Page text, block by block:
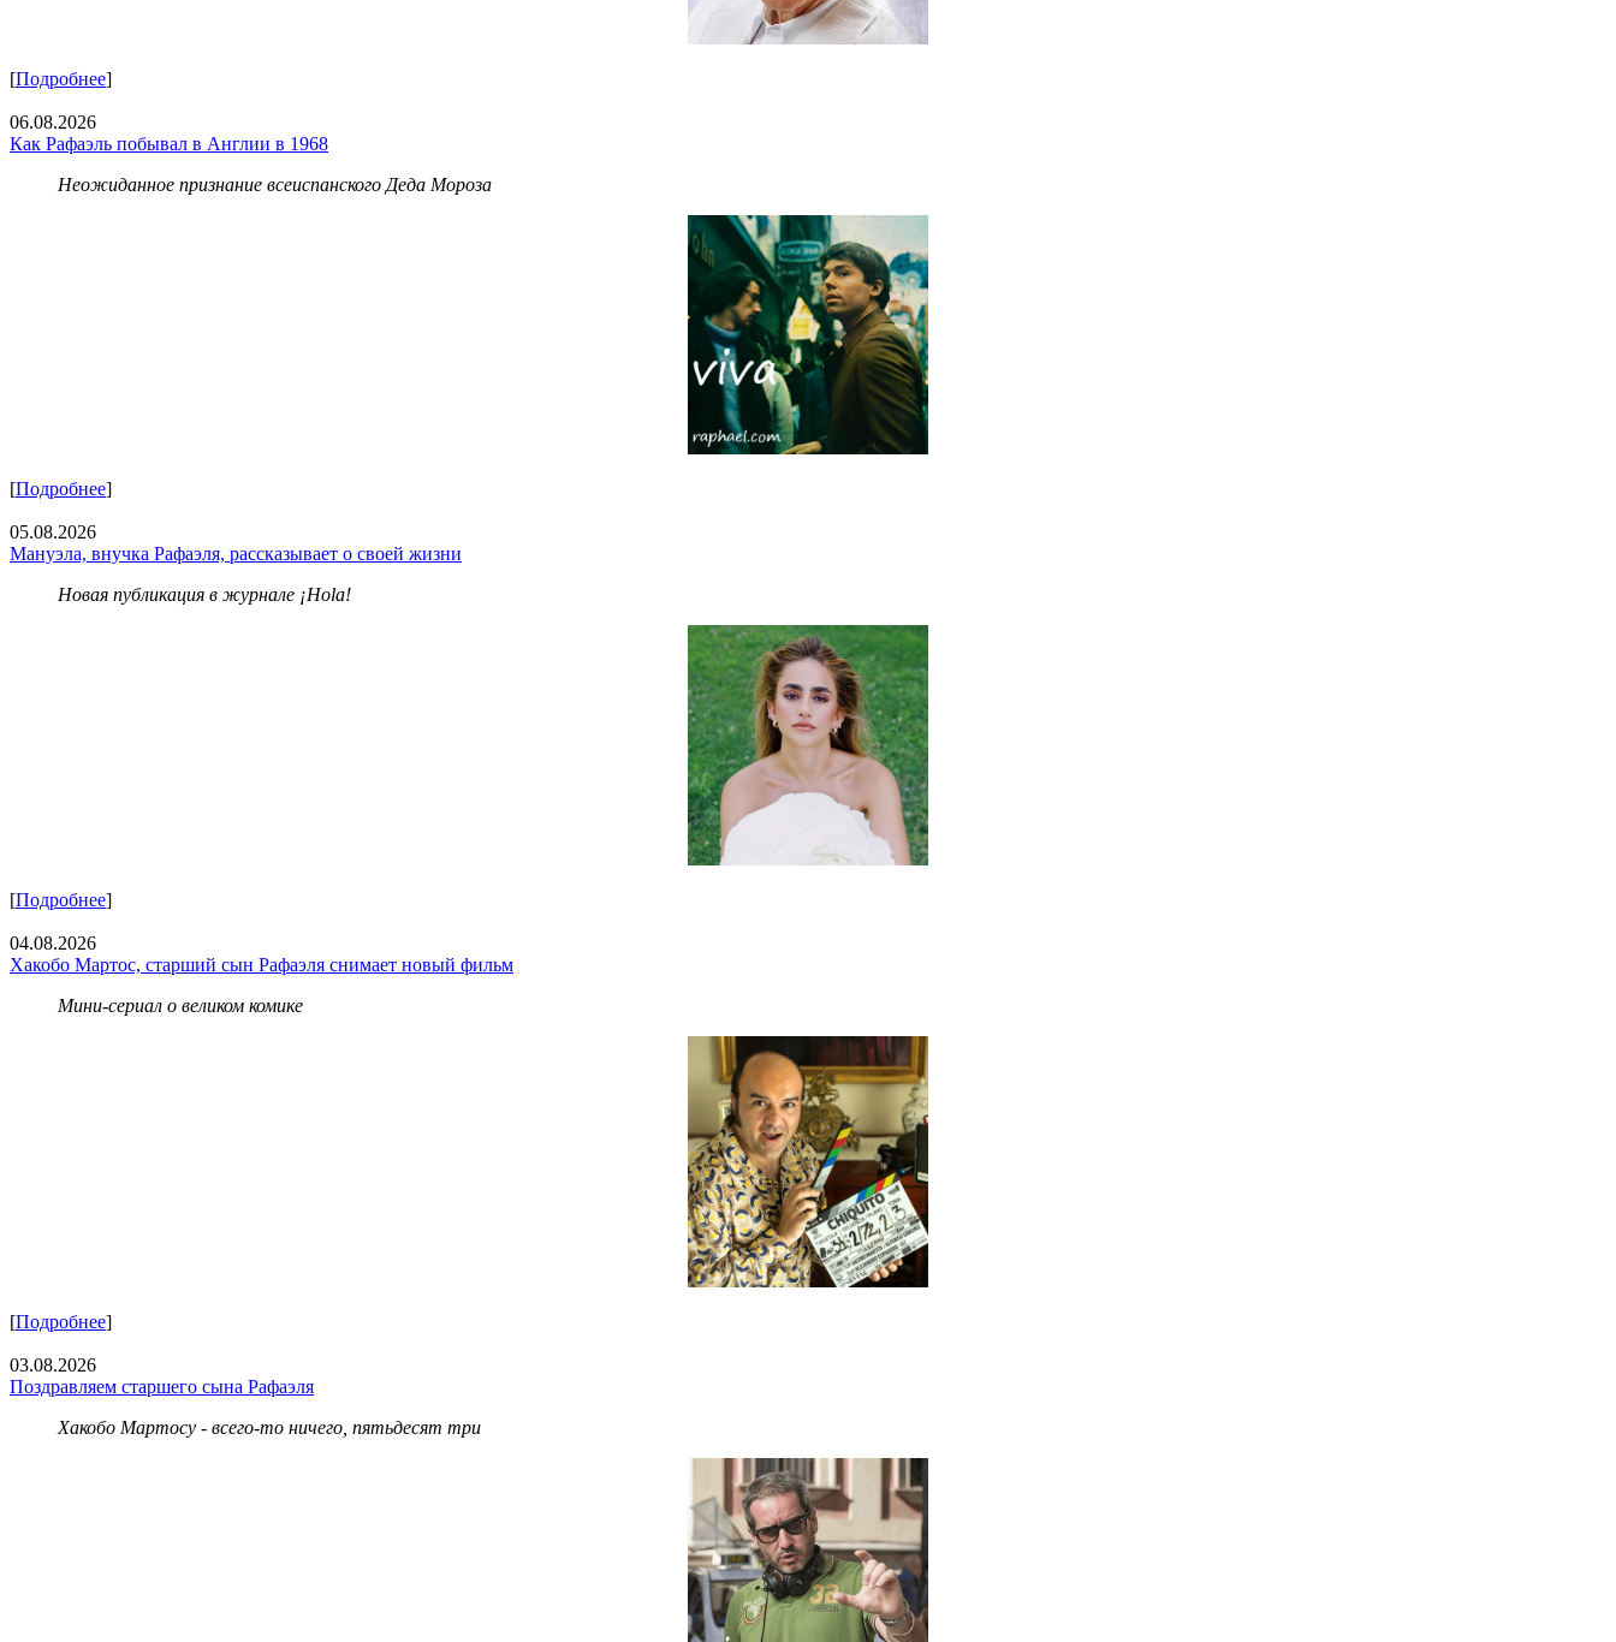
[Подробнее]
06.08.2026
Как Рафаэль побывал в Англии в 1968
Неожиданное признание всеиспанского Деда Мороза
[Подробнее]
05.08.2026
Мануэла, внучка Рафаэля, рассказывает о своей жизни
Новая публикация в журнале ¡Hola!
[Подробнее]
04.08.2026
Хакобо Мартос, старший сын Рафаэля снимает новый фильм
Мини-сериал о великом комике
[Подробнее]
03.08.2026
Поздравляем старшего сына Рафаэля
Хакобо Мартосу - всего-то ничего, пятьдесят три